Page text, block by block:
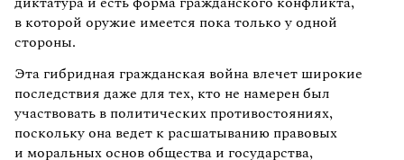
в которой оружие имеется пока только у одной
стороны.
Эта гибридная гражданская война влечет широкие
последствия даже для тех, кто не намерен был
участвовать в политических противостояниях,
поскольку она ведет к расшатыванию правовых
и моральных основ общества и государства,